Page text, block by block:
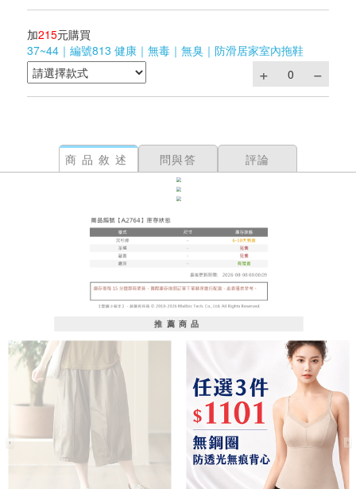
加215元購買
37~44｜編號813 健康｜無毒｜無臭｜防滑居家室內拖鞋
商品敘述 問與答 評論